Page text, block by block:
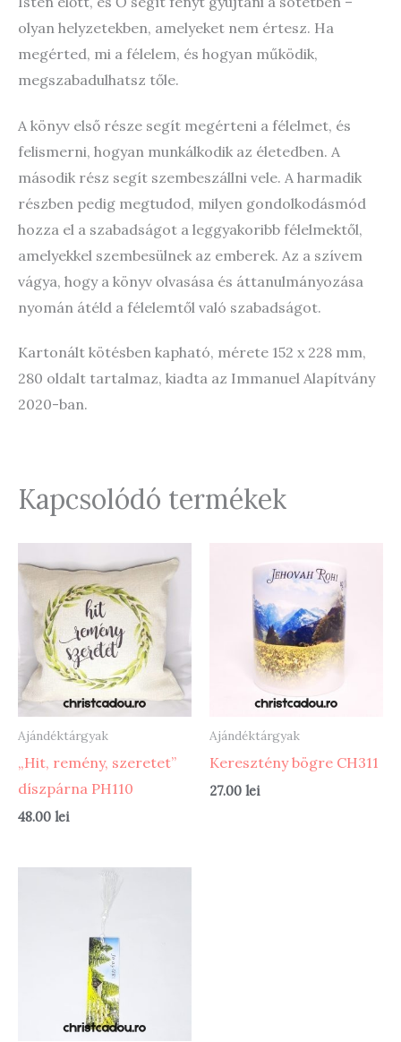
olyan helyzetekben, amelyeket nem értesz. Ha
megérted, mi a félelem, és hogyan működik,
megszabadulhatsz tőle.
A könyv első része segít megérteni a félelmet, és
felismerni, hogyan munkálkodik az életedben. A
második rész segít szembeszállni vele. A harmadik
részben pedig megtudod, milyen gondolkodásmód
hozza el a szabadságot a leggyakoribb félelmektől,
amelyekkel szembesülnek az emberek. Az a szívem
vágya, hogy a könyv olvasása és áttanulmányozása
nyomán átéld a félelemtől való szabadságot.
Kartonált kötésben kapható, mérete 152 x 228 mm,
280 oldalt tartalmaz, kiadta az Immanuel Alapítvány
2020-ban.
Kapcsolódó termékek
Ajándéktárgyak
„Hit, remény, szeretet”
díszpárna PH110
48.00 lei
Ajándéktárgyak
Keresztény bögre CH311
27.00 lei